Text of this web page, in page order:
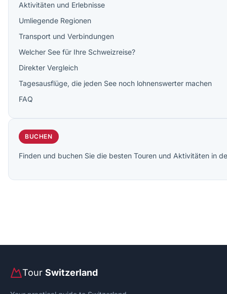
Aktivitäten und Erlebnisse
Umliegende Regionen
Transport und Verbindungen
Welcher See für Ihre Schweizreise?
Direkter Vergleich
Tagesausflüge, die jeden See noch lohnenswerter machen
FAQ
BUCHEN
Finden und buchen Sie die besten Touren und Aktivitäten in
Tour Switzerland